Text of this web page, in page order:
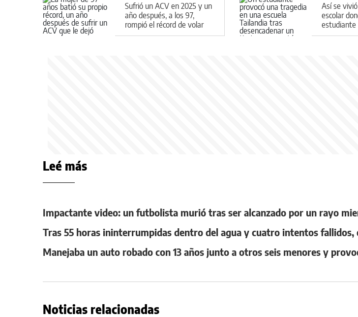
Sufrió un ACV en 2025 y un
año después, a los 97,
rompió el récord de volar
sobre las alas de un avión
Así se
escolar
a seis
Leé más
Impactante video: un futbolista murió tras ser alcanzado por un rayo
Tras 55 horas ininterrumpidas dentro del agua y cuatro intentos
Manejaba un auto robado con 13 años junto a otros seis menores y
Noticias relacionadas